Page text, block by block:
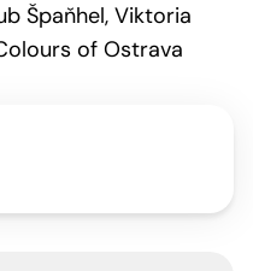
Špaňhel, Viktoria
of Ostrava